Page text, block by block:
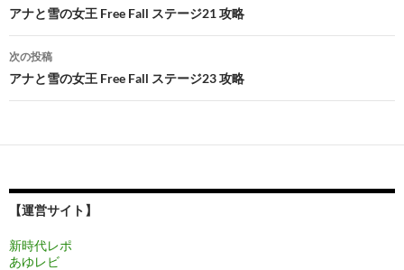
稿
ナ
ビ
ゲ
ー
ョ
ン
アナと雪の女王 Free Fall ステージ21 攻略
次の投稿
アナと雪の女王 Free Fall ステージ23 攻略
【運営サイト】
新時代レポ
あゆレビ